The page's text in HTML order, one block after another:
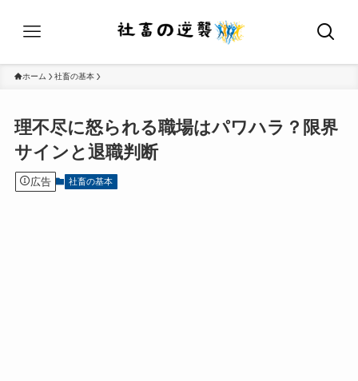
ホーム 社畜の基本
理不尽に怒られる職場はパワハラ？限界
サインと退職判断
広告 社畜の基本